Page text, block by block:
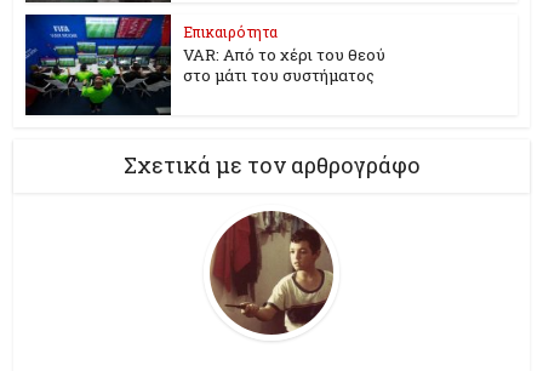
Επικαιρότητα
VAR: Από το χέρι του θεού
στο μάτι του συστήματος
Σχετικά με τον αρθρογράφο